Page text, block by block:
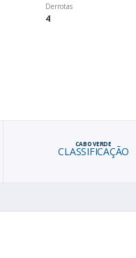
Derrotas
4
CABO VERDE
CLASSIFICAÇÃO